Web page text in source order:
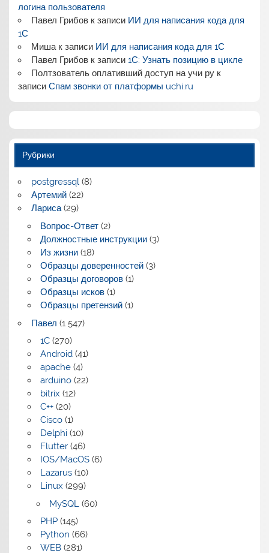
логина пользователя
Павел Грибовк записи ИИ для написания кода для
1С
Мишак записи ИИ для написания кода для 1С
Павел Грибовк записи 1С: Узнать позицию в цикле
Полтзователь оплативший доступ на учи рук
записиСпам звонки от платформы uchi.ru
Рубрики
postgressql(8)
Артемий(22)
Лариса(29)
Вопрос-Ответ(2)
Должностные инструкции(3)
Из жизни(18)
Образцы доверенностей(3)
Образцы договоров(1)
Образцы исков(1)
Образцы претензий(1)
Павел (1 547)
1C(270)
Android(41)
apache(4)
arduino(22)
bitrix (12)
C++(20)
Cisco(1)
Delphi(10)
Flutter(46)
IOS/MacOS(6)
Lazarus(10)
Linux (299)
MySQL(60)
PHP(145)
Python (66)
WEB(281)